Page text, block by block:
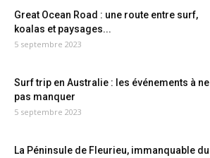
Great Ocean Road : une route entre surf,
koalas et paysages...
5 septembre 2023
Surf trip en Australie : les événements à ne
pas manquer
5 septembre 2023
La Péninsule de Fleurieu, immanquable du